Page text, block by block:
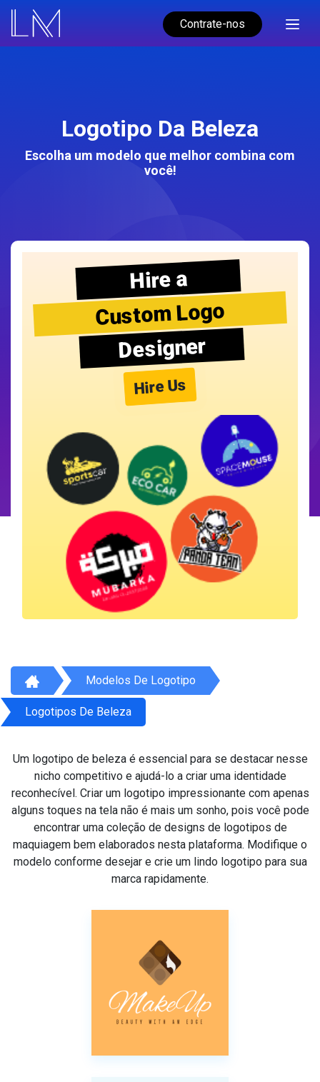
Contrate-nos
Logotipo Da Beleza
Escolha um modelo que melhor combina com
você!
Hire a
Custom Logo
Designer
Hire Us
Modelos De Logotipo
Logotipos De Beleza
Um logotipo de beleza é essencial para se destacar nesse
nicho competitivo e ajudá-lo a criar uma identidade
reconhecível. Criar um logotipo impressionante com apenas
alguns toques na tela não é mais um sonho, pois você pode
encontrar uma coleção de designs de logotipos de
maquiagem bem elaborados nesta plataforma. Modifique o
modelo conforme desejar e crie um lindo logotipo para sua
marca rapidamente.